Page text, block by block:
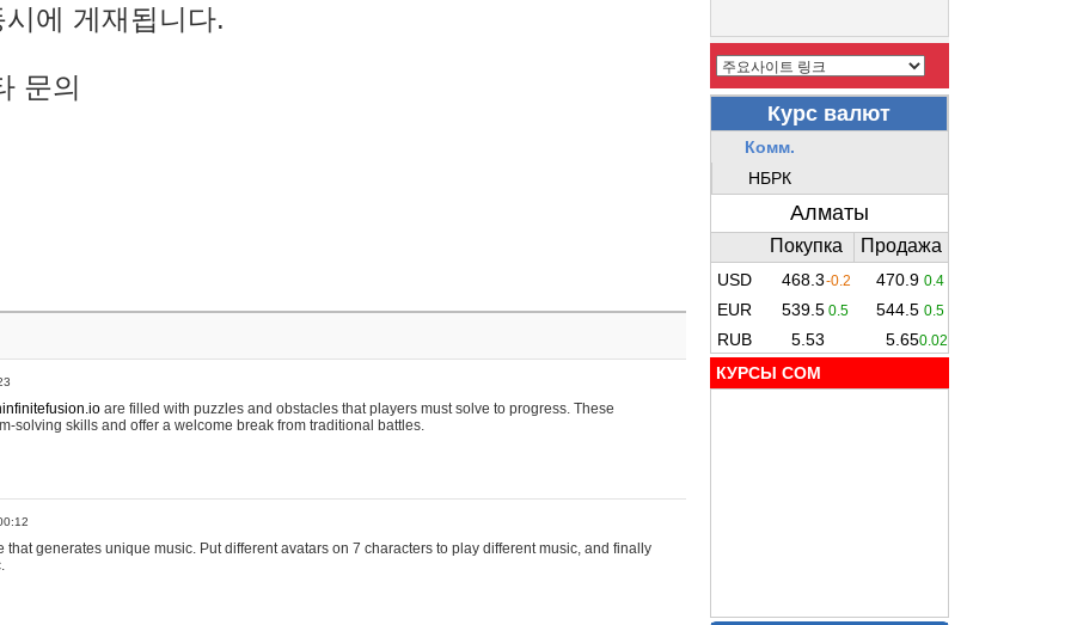
에 게재됩니다.
문의
are filled with puzzles and obstacles that players must solve to progress. These
solving skills and offer a welcome break from traditional battles.
that generates unique music. Put different avatars on 7 characters to play different music, and finally
КУРСЫ COM